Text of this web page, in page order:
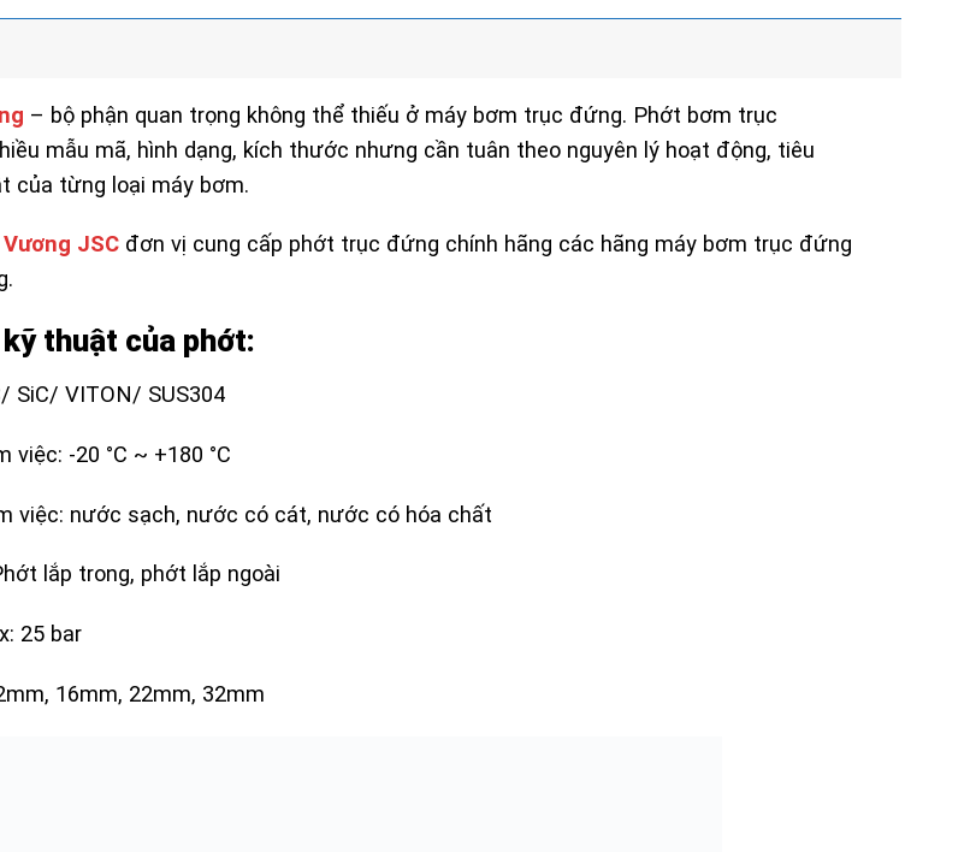
– bộ phận quan trọng không thể thiếu ở máy bơm trục đứng. Phớt bơm trục
mẫu mã, hình dạng, kích thước nhưng cần tuân theo nguyên lý hoạt động, tiêu
của từng loại máy bơm.
JSCđơn vị cung cấp phớt trục đứng chính hãng các hãng máy bơm trục đứng
thuật của phớt:
SiC/ VITON/ SUS304
việc: -20 °C ~ +180 °C
việc: nước sạch, nước có cát, nước có hóa chất
lắp trong, phớt lắp ngoài
25 bar
16mm, 22mm, 32mm